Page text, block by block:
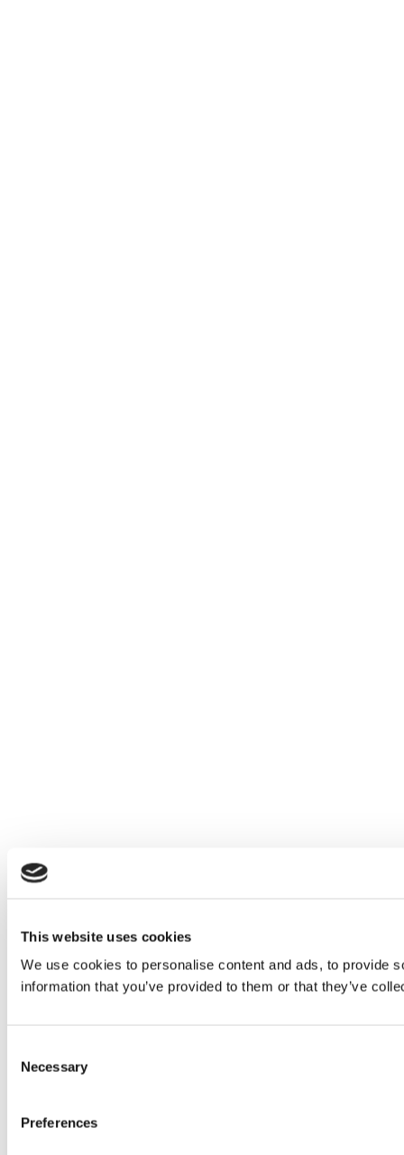
This website uses cookies
We use cookies to personalise content and ads, to provide
information that you’ve provided to them or that they’ve
Selection
Necessary
Preferences